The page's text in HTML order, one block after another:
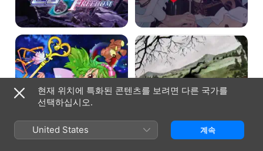
극장판
마크로스F
~
이별의
날개
~
바깥
나라의
소녀
현재 위치에 특화된 콘텐츠를 보려면 다른 국가를
선택하십시오.
United States 계속